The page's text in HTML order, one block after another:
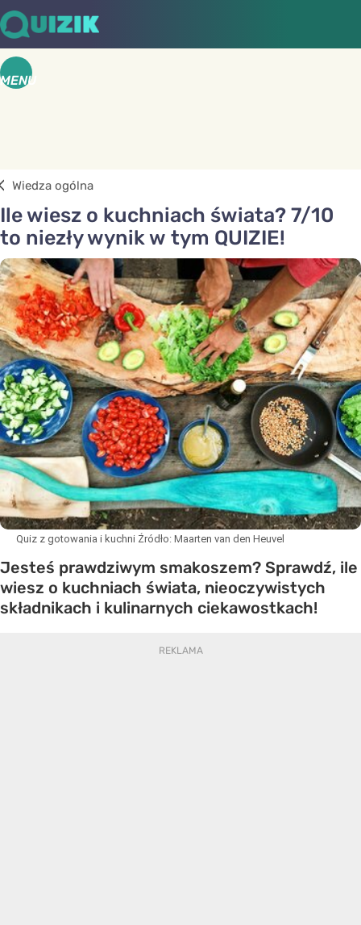
MENU
Wiedza ogólna
Ile wiesz o kuchniach świata? 7/10
to niezły wynik w tym QUIZIE!
Quiz z gotowania i kuchni Źródło: Maarten van den Heuvel
Jesteś prawdziwym smakoszem? Sprawdź, ile
wiesz o kuchniach świata, nieoczywistych
składnikach i kulinarnych ciekawostkach!